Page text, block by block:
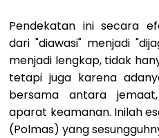
Pendekatan ini secara
dari "diawasi" menjadi
menjadi lengkap, tidak
tetapi juga karena
bersama antara
aparat keamanan. Inilah
(Polmas) yang